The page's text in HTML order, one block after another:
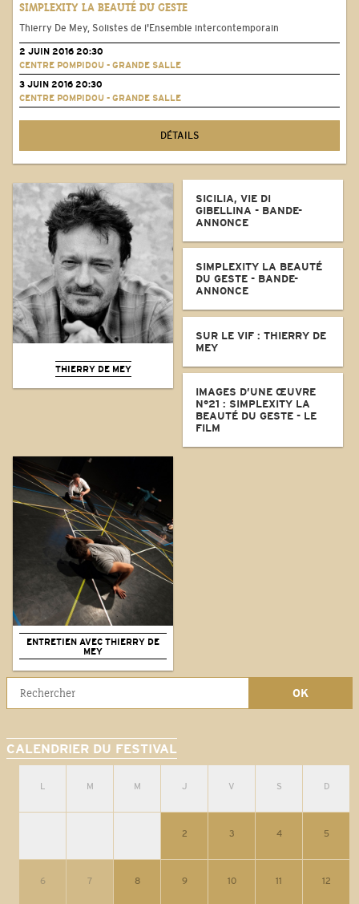
SIMPLEXITY LA BEAUTÉ DU GESTE
Thierry De Mey, Solistes de l'Ensemble intercontemporain
2 JUIN 2016 20:30
CENTRE POMPIDOU - GRANDE SALLE
3 JUIN 2016 20:30
CENTRE POMPIDOU - GRANDE SALLE
DÉTAILS
THIERRY DE MEY
SICILIA, VIE DI
GIBELLINA - BANDE-
ANNONCE
SIMPLEXITY LA BEAUTÉ
DU GESTE - BANDE-
ANNONCE
SUR LE VIF : THIERRY DE
MEY
IMAGES D’UNE ŒUVRE
N°21 : SIMPLEXITY LA
BEAUTÉ DU GESTE - LE
FILM
ENTRETIEN AVEC THIERRY DE
MEY
CALENDRIER DU FESTIVAL
L M M J V S D
2 3 4 5
6 7 8 9 10 11 12